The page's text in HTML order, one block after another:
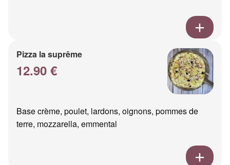
Pizza la suprême
12.90 €
Base crème, poulet, lardons, oignons, pommes de
terre, mozzarella, emmental